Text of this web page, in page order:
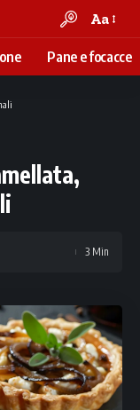
Font
Resizer
Aa
Pane e focacce
3 Min